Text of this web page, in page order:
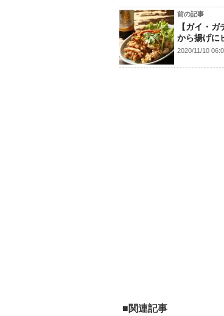
前の記事
【ガイ・
から揚げに
2020/11/10
■関連記事